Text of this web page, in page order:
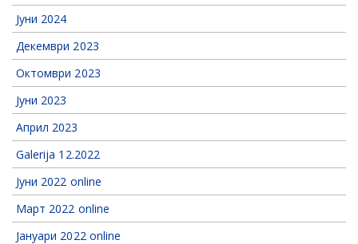
Јуни 2024
Декември 2023
Октомври 2023
Јуни 2023
Април 2023
Galerija 12.2022
Јуни 2022 online
Март 2022 online
Jануари 2022 online